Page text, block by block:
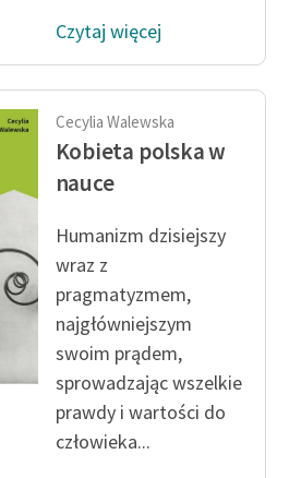
Czytaj więcej
Cecylia Walewska
Kobieta polska w
nauce
Humanizm dzisiejszy
wraz z
pragmatyzmem,
najgłówniejszym
swoim prądem,
sprowadzając wszelkie
prawdy i wartości do
człowieka...